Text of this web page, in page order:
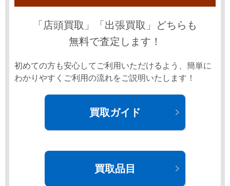
「店頭買取」「出張買取」
どちらも
無料で査定します！
初めての方も安心してご利用いただけるよう、簡単に
わかりやすくご利用の流れをご説明いたします！
買取ガイド
買取品目